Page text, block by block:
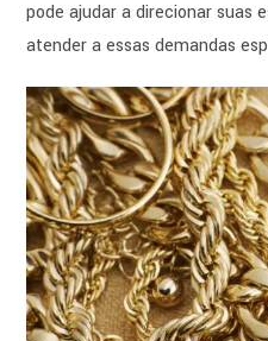
pode ajudar a direcionar suas
atender a essas demandas